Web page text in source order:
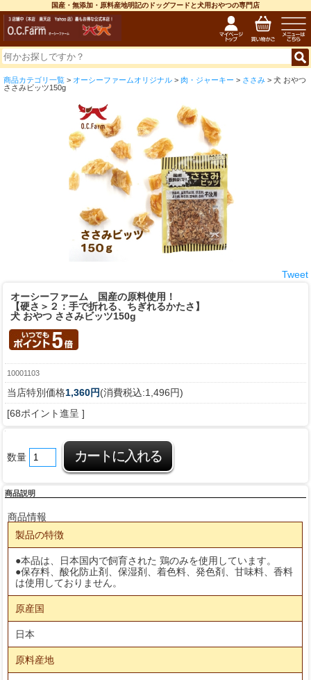
国産・無添加・原料産地明記のドッグフードと犬用おやつの専門店
商品カテゴリ一覧 > オーシーファームオリジナル > 肉・ジャーキー > ささみ > 犬 おやつ
ささみビッツ150g
Tweet
オーシーファーム 国産の原料使用！
【硬さ＞２：手で折れる、ちぎれるかたさ】
犬 おやつ ささみビッツ150g
10001103
当店特別価格1,360円(消費税込:1,496円)
[68ポイント進呈 ]
数量
商品説明
商品情報
製品の特徴
●本品は、日本国内で飼育された 鶏のみを使用しています。
●保存料、酸化防止剤、保湿剤、着色料、発色剤、甘味料、香料
は使用しておりません。
原産国
日本
原料産地